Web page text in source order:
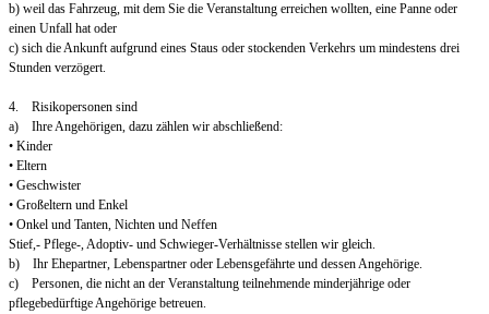
b) weil das Fahrzeug, mit dem Sie die Veranstaltung erreichen wollten, eine Panne oder
einen Unfall hat oder
c) sich die Ankunft aufgrund eines Staus oder stockenden Verkehrs um mindestens drei
Stunden verzögert.
4. Risikopersonen sind
a) Ihre Angehörigen, dazu zählen wir abschließend:
• Kinder
• Eltern
• Geschwister
• Großeltern und Enkel
• Onkel und Tanten, Nichten und Neffen
Stief,- Pflege-, Adoptiv- und Schwieger-Verhältnisse stellen wir gleich.
b) Ihr Ehepartner, Lebenspartner oder Lebensgefährte und dessen Angehörige.
c) Personen, die nicht an der Veranstaltung teilnehmende minderjährige oder
pflegebedürftige Angehörige betreuen.